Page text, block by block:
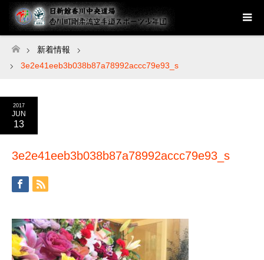
ホーム
新着情報
3e2e41eeb3b038b87a78992accc79e93_s
2017
JUN
13
3e2e41eeb3b038b87a78992accc79e93_s